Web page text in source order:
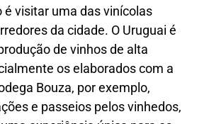
é visitar uma das vinícolas
da cidade. O Uruguai é
de vinhos de alta
os elaborados com a
Bouza, por exemplo,
e passeios pelos vinhedos,